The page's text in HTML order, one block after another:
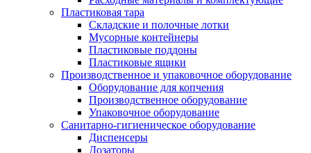
Пластиковая тара
Складские и полочные лотки
Мусорные контейнеры
Пластиковые поддоны
Пластиковые ящики
Производственное и упаковочное оборудование
Оборудование для копчения
Производственное оборудование
Упаковочное оборудование
Санитарно-гигиеническое оборудование
Диспенсеры
Дозаторы